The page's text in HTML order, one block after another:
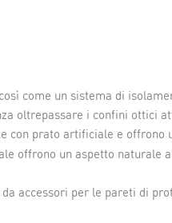
come un sistema di
oltrepassare i confini ottici
con prato artificiale e offrono
offrono un aspetto naturale
accessori per le pareti di